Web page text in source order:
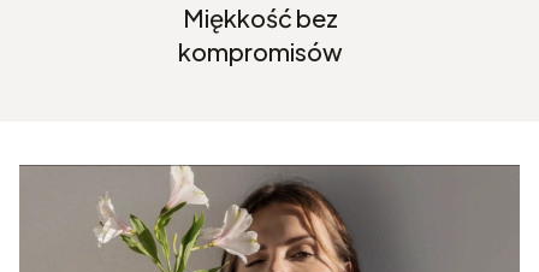
Miękkość bez
kompromisów